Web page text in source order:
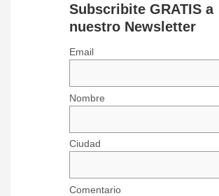
Subscribite GRATIS a
nuestro Newsletter
Email
Nombre
Ciudad
Comentario